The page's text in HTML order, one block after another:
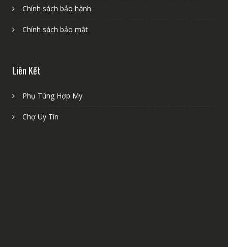
Chính sách bảo hành
Chính sách bảo mật
Liên Kết
Phụ Tùng Hợp My
Chợ Uy Tín